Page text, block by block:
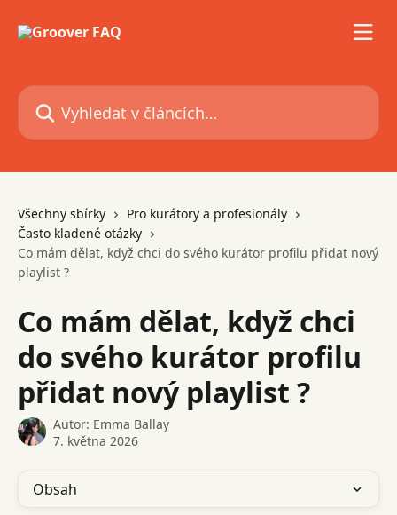
Vyhledat v článcích…
Všechny sbírky
Pro kurátory a profesionály
Často kladené otázky
Co mám dělat, když chci do svého kurátor profilu přidat nový
playlist ?
Co mám dělat, když chci
do svého kurátor profilu
přidat nový playlist ?
Autor: Emma Ballay
7. května 2026
Obsah